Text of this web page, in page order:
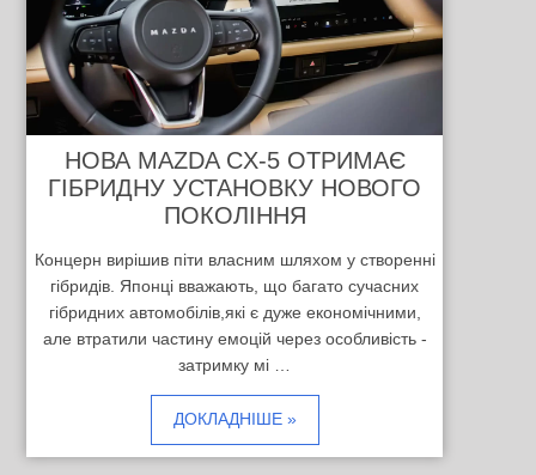
НОВА MAZDA CX-5 ОТРИМАЄ
ГІБРИДНУ УСТАНОВКУ НОВОГО
ПОКОЛІННЯ
Концерн вирішив піти власним шляхом у створенні
гібридів. Японці вважають, що багато сучасних
гібридних автомобілів,які є дуже економічними,
але втратили частину емоцій через особливість -
затримку мі …
ДОКЛАДНІШЕ »